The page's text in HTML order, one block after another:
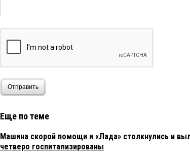
Отправить
Еще по теме
Машина скорой помощи и «Лада» столкнулись и
четверо госпитализированы